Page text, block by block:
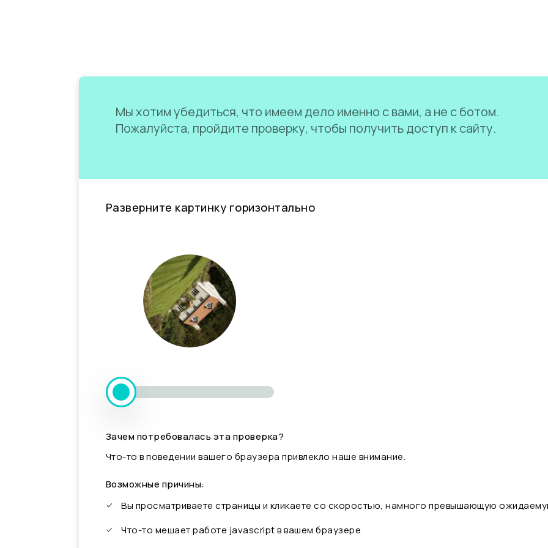
Мы хотим убедиться, что имеем дело именно с вами, а не с ботом.
Пожалуйста, пройдите проверку, чтобы получить доступ к сайту.
Разверните картинку горизонтально
Зачем потребовалась эта проверка?
Что-то в поведении вашего браузера привлекло наше внимание.
Возможные причины:
Вы просматриваете страницы и кликаете со скоростью, намного превышающую
Что-то мешает работе javascript в вашем браузере